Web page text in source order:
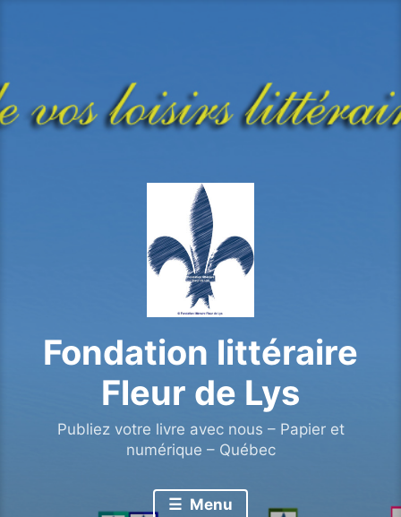
principal
Fondation littéraire
Fleur de Lys
Publiez votre livre avec nous – Papier et
numérique – Québec
Menu